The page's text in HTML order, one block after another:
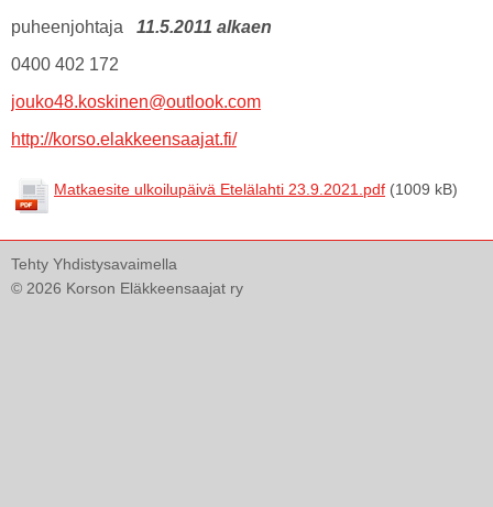
puheenjohtaja 11.5.2011 alkaen
0400 402 172
jouko48.koskinen@outlook.com
http://korso.elakkeensaajat.fi/
Matkaesite ulkoilupäivä Etelälahti 23.9.2021.pdf (1009 kB)
Tehty Yhdistysavaimella
© 2026 Korson Eläkkeensaajat ry